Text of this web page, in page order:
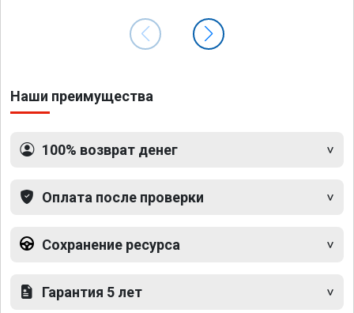
Наши преимущества
100% возврат денег
Оплата после проверки
Сохранение ресурса
Гарантия 5 лет